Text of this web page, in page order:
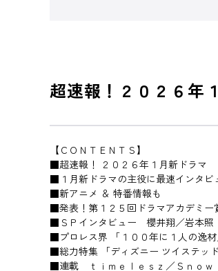
超速報！２０２６年
【ＣＯＮＴＥＮＴＳ】
■超速報！ ２０２６年１月新ドラマ
■１月新ドラマの主役に最速インタビ
■新アニメ ＆ 特番情報も
■発表！第１２５回ドラマアカデミー
■ＳＰインタビュー 櫻井翔／岩本照
■プロレス界 「１００年に１人の逸
■総力特集 「ディズニー ツイステッ
■連載 ｔｉｍｅｌｅｓｚ／Ｓｎｏｗ